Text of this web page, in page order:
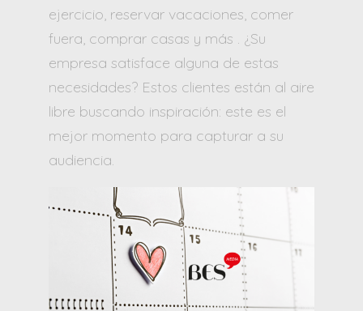
ejercicio, reservar vacaciones, comer
fuera, comprar casas y más . ¿Su
empresa satisface alguna de estas
necesidades? Estos clientes están al aire
libre buscando inspiración: este es el
mejor momento para capturar a su
audiencia.